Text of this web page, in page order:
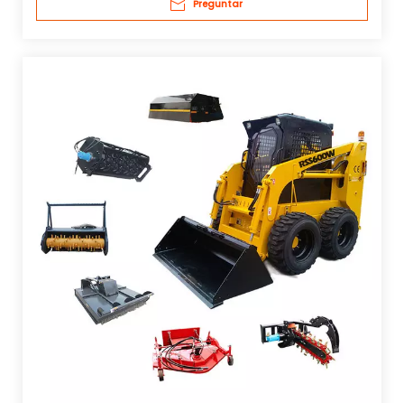
Preguntar